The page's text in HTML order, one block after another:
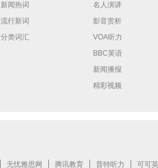
新闻热词
流行新词
分类词汇
名人演讲
影音赏析
VOA听力
BBC英语
新闻播报
精彩视频